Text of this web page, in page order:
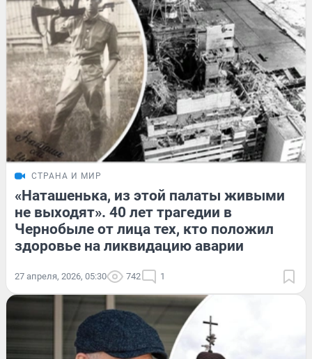
СТРАНА И МИР
«Наташенька, из этой палаты живыми
не выходят». 40 лет трагедии в
Чернобыле от лица тех, кто положил
здоровье на ликвидацию аварии
27 апреля, 2026, 05:30 742 1